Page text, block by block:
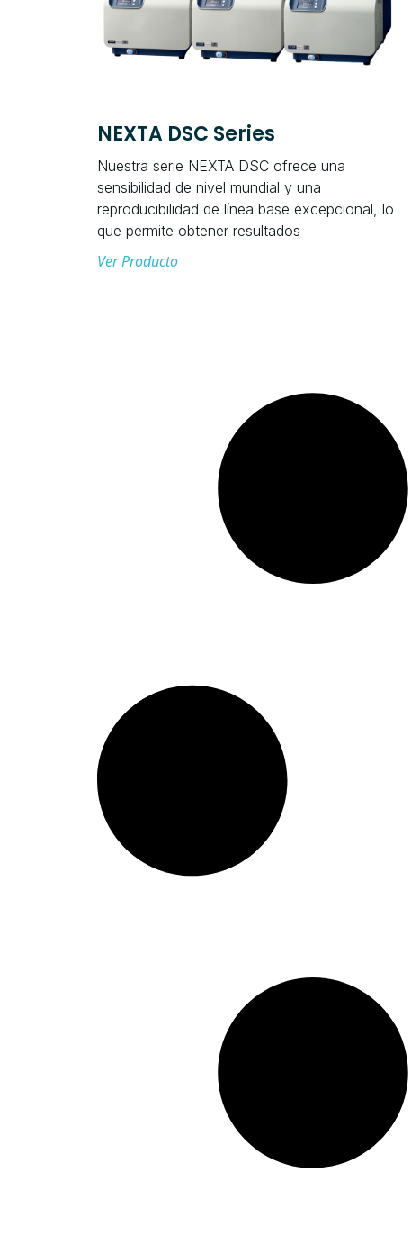
NEXTA DSC Series
Nuestra serie NEXTA DSC ofrece una
sensibilidad de nivel mundial y una
reproducibilidad de línea base excepcional, lo
que permite obtener resultados
Ver Producto